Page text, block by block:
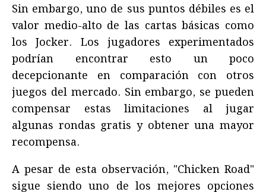
Sin embargo, uno de sus puntos débiles es el
valor medio-alto de las cartas básicas como
los Jocker. Los jugadores experimentados
podrían encontrar esto un poco
decepcionante en comparación con otros
juegos del mercado. Sin embargo, se pueden
compensar estas limitaciones al jugar
algunas rondas gratis y obtener una mayor
recompensa.
A pesar de esta observación, "Chicken Road"
sigue siendo uno de los mejores opciones